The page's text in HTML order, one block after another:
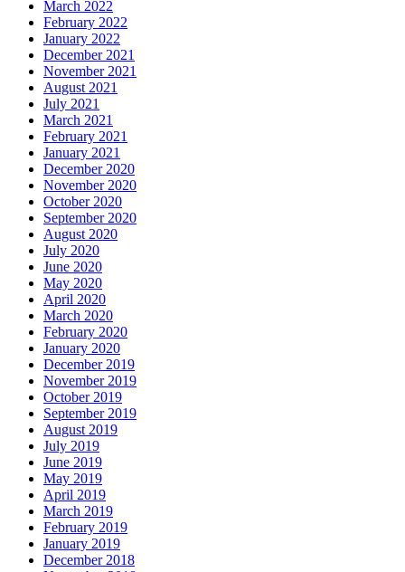
March 2022
February 2022
January 2022
December 2021
November 2021
August 2021
July 2021
March 2021
February 2021
January 2021
December 2020
November 2020
October 2020
September 2020
August 2020
July 2020
June 2020
May 2020
April 2020
March 2020
February 2020
January 2020
December 2019
November 2019
October 2019
September 2019
August 2019
July 2019
June 2019
May 2019
April 2019
March 2019
February 2019
January 2019
December 2018